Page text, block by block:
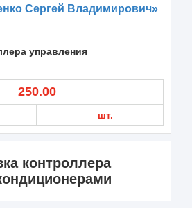
Сергей Владимирович»
управления
250.00
шт.
контроллера